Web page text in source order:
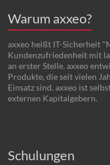
Warum axxeo?
axxeo heißt IT-Sicherheit
Kundenzufriedenheit mit
an erster Stelle. axxeo
Produkte, die seit vielen
Einsatz sind. axxeo ist
externen Kapitalgebern.
Schulungen